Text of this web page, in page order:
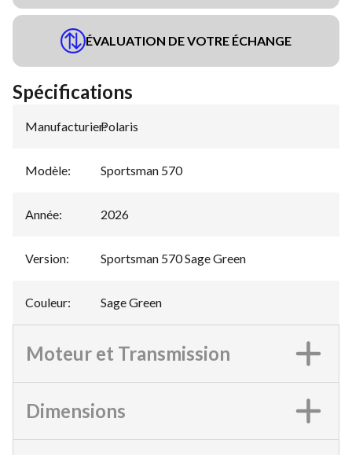
ÉVALUATION DE VOTRE ÉCHANGE
Spécifications
Manufacturier:
Polaris
Modèle: Sportsman 570
Année: 2026
Version: Sportsman 570 Sage Green
Couleur: Sage Green
Moteur et Transmission
Dimensions